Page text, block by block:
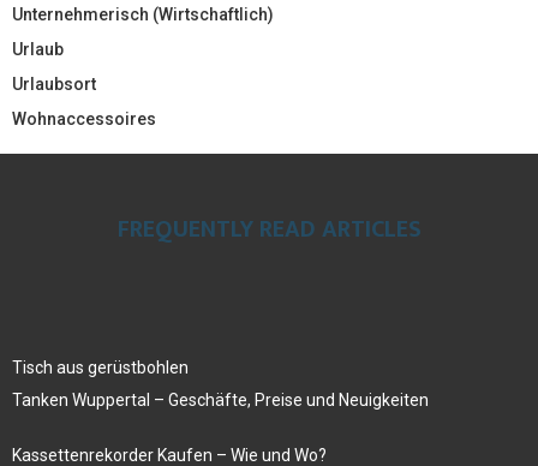
Unternehmerisch (Wirtschaftlich)
Urlaub
Urlaubsort
Wohnaccessoires
FREQUENTLY READ ARTICLES
Tisch aus gerüstbohlen
Tanken Wuppertal – Geschäfte, Preise und Neuigkeiten
Kassettenrekorder Kaufen – Wie und Wo?